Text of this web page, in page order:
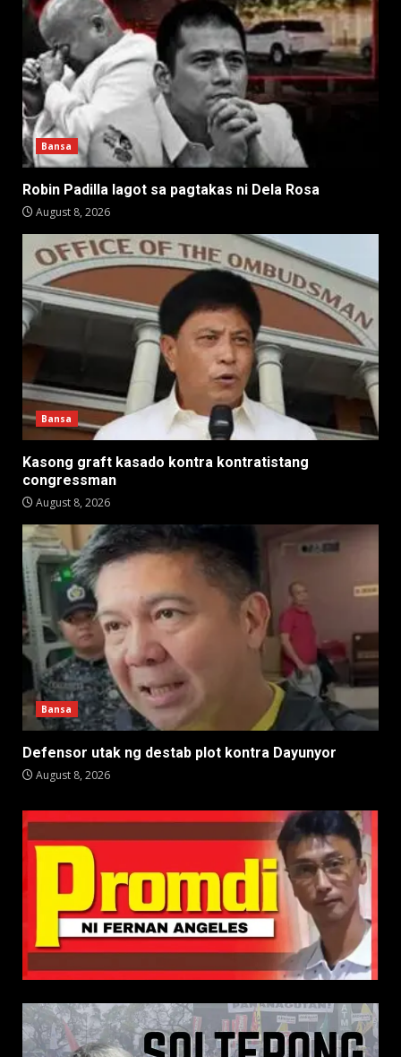
Bansa
Robin Padilla lagot sa pagtakas ni Dela Rosa
August 8, 2026
Bansa
Kasong graft kasado kontra kontratistang
congressman
August 8, 2026
Bansa
Defensor utak ng destab plot kontra Dayunyor
August 8, 2026